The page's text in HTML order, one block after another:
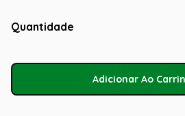
Quantidade
Adicionar Ao